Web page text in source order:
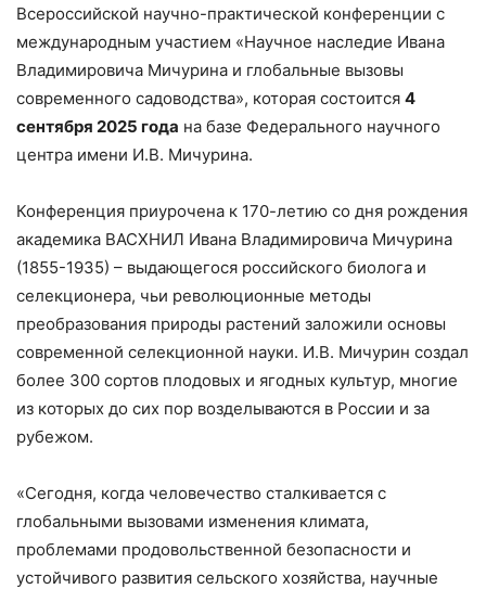
Всероссийской научно-практической конференции с
международным участием «Научное наследие Ивана
Владимировича Мичурина и глобальные вызовы
современного садоводства», которая состоится 4
сентября 2025 года на базе Федерального научного
центра имени И.В. Мичурина.
Конференция приурочена к 170-летию со дня рождения
академика ВАСХНИЛ Ивана Владимировича Мичурина
(1855-1935) – выдающегося российского биолога и
селекционера, чьи революционные методы
преобразования природы растений заложили основы
современной селекционной науки. И.В. Мичурин создал
более 300 сортов плодовых и ягодных культур, многие
из которых до сих пор возделываются в России и за
рубежом.
«Сегодня, когда человечество сталкивается с
глобальными вызовами изменения климата,
проблемами продовольственной безопасности и
устойчивого развития сельского хозяйства, научные